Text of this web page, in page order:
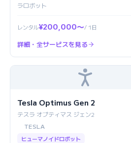
ラロボット
レンタル¥200,000〜/ 1日
詳細・全サービスを見る
Tesla Optimus Gen 2
テスラ オプティマス ジェン2
TESLA
ヒューマノイドロボット